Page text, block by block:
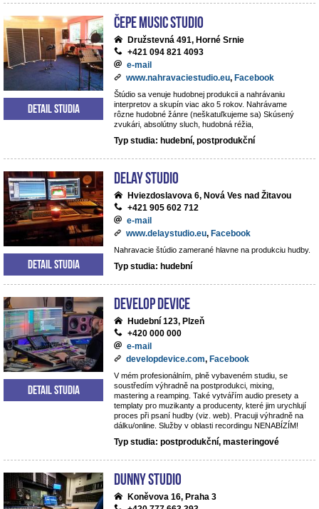
ČePE MUSIC Studio
Družstevná 491, Horné Srnie
+421 094 821 4093
e-mail
www.nahravaciestudio.eu, Facebook
Štúdio sa venuje hudobnej produkcii a nahrávaniu
interpretov a skupín viac ako 5 rokov. Nahrávame
rôzne hudobné žánre (neškatuľkujeme sa) Skúsený
zvukári, absolútny sluch, hudobná réžia,
Typ studia: hudební, postprodukční
Detail studia
DeLay studio
Hviezdoslavova 6, Nová Ves nad Žitavou
+421 905 602 712
e-mail
www.delaystudio.eu, Facebook
Nahravacie štúdio zamerané hlavne na produkciu hudby.
Typ studia: hudební
Detail studia
Develop Device
Hudební 123, Plzeň
+420 000 000
e-mail
developdevice.com, Facebook
V mém profesionálním, plně vybaveném studiu, se
soustředím výhradně na postprodukci, mixing,
mastering a reamping. Také vytvářím audio presety a
templaty pro muzikanty a producenty, které jim urychlují
proces při psaní hudby (viz. web). Pracuji výhradně na
dálku/online. Služby v oblasti recordingu NENABÍZÍM!
Typ studia: postprodukční, masteringové
Detail studia
Dunny studio
Koněvova 16, Praha 3